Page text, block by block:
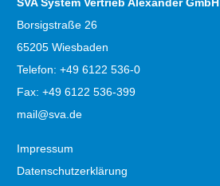
Borsigstraße 26
65205 Wiesbaden
Telefon: +49 6122 536-0
Fax: +49 6122 536-399
mail@sva.de
Impressum
Datenschutzerklärung